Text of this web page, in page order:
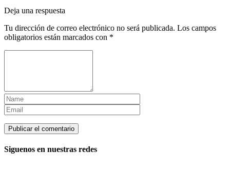
Deja una respuesta
Tu dirección de correo electrónico no será publicada. Los campos
obligatorios están marcados con *
Siguenos en nuestras redes